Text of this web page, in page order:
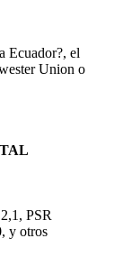
Ecuador?, el
Union o
PSR
y otros